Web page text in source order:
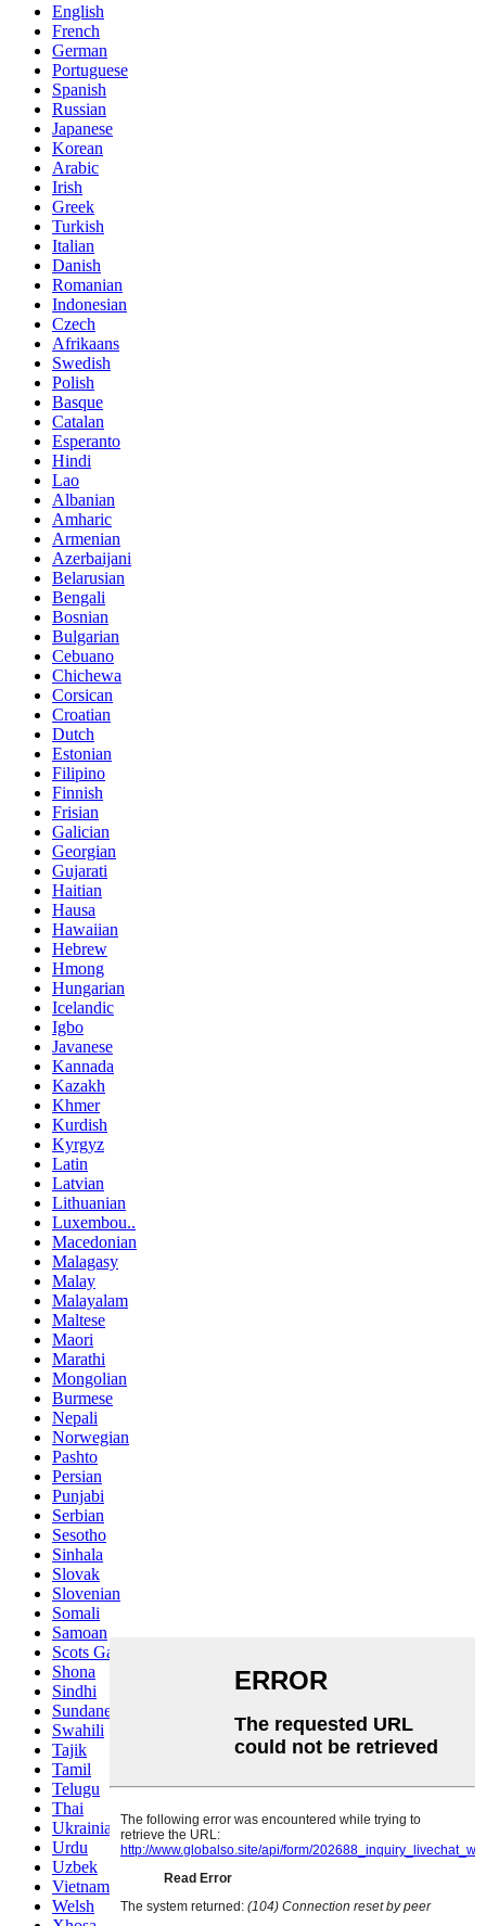
English
French
German
Portuguese
Spanish
Russian
Japanese
Korean
Arabic
Irish
Greek
Turkish
Italian
Danish
Romanian
Indonesian
Czech
Afrikaans
Swedish
Polish
Basque
Catalan
Esperanto
Hindi
Lao
Albanian
Amharic
Armenian
Azerbaijani
Belarusian
Bengali
Bosnian
Bulgarian
Cebuano
Chichewa
Corsican
Croatian
Dutch
Estonian
Filipino
Finnish
Frisian
Galician
Georgian
Gujarati
Haitian
Hausa
Hawaiian
Hebrew
Hmong
Hungarian
Icelandic
Igbo
Javanese
Kannada
Kazakh
Khmer
Kurdish
Kyrgyz
Latin
Latvian
Lithuanian
Luxembou..
Macedonian
Malagasy
Malay
Malayalam
Maltese
Maori
Marathi
Mongolian
Burmese
Nepali
Norwegian
Pashto
Persian
Punjabi
Serbian
Sesotho
Sinhala
Slovak
Slovenian
Somali
Samoan
Scots Gaelic
Shona
Sindhi
Sundanese
Swahili
Tajik
Tamil
Telugu
Thai
Ukrainian
Urdu
Uzbek
Vietnamese
Welsh